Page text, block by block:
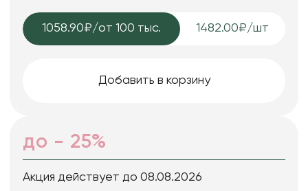
1058.90₽/от 100 тыс. 1482.00₽/шт
Добавить в корзину
до - 25%
Акция действует до 08.08.2026